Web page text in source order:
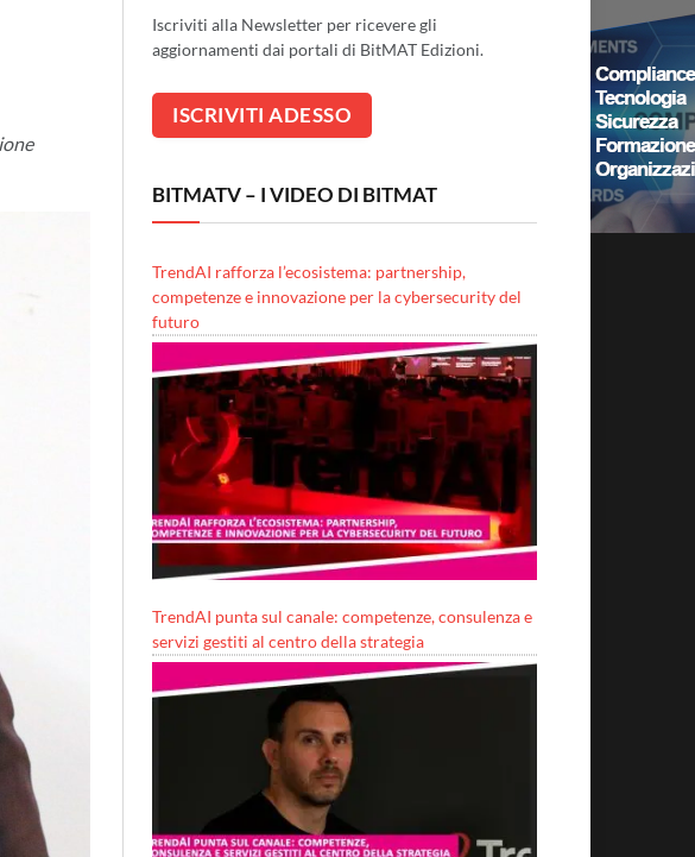
Iscriviti alla Newsletter per ricevere gli
aggiornamenti dai portali di BitMAT Edizioni.
BITMATV – I VIDEO DI BITMAT
TrendAI rafforza l’ecosistema: partnership,
competenze e innovazione per la cybersecurity del
futuro
TrendAI punta sul canale: competenze, consulenza e
servizi gestiti al centro della strategia